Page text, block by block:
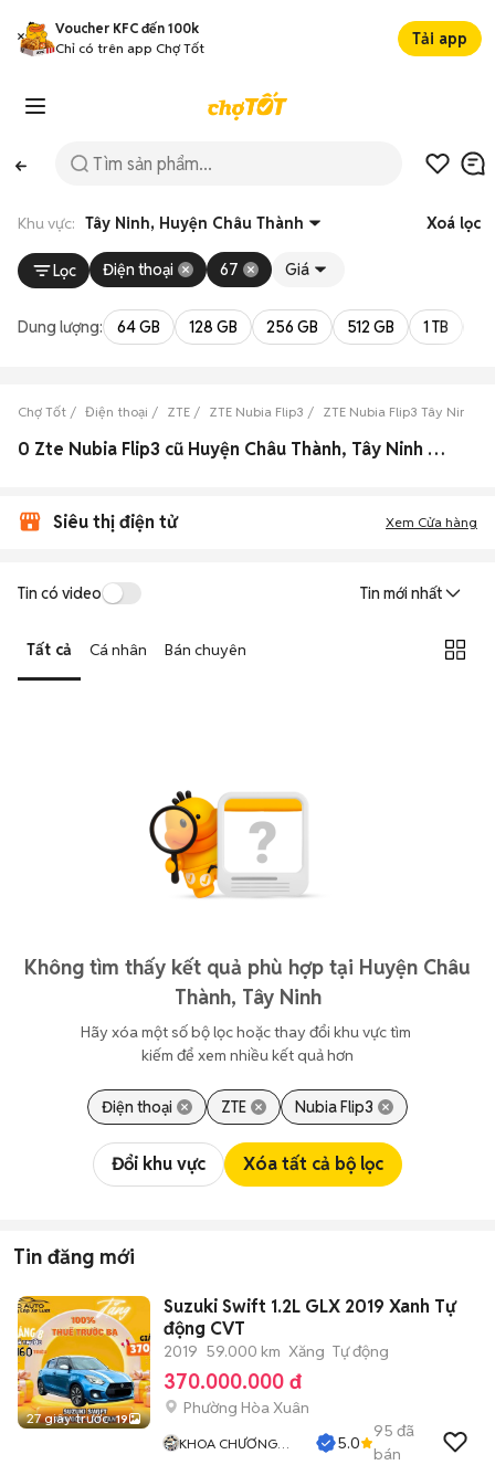
Voucher KFC đến 100k
Chỉ có trên app Chợ Tốt
Tải app
Khu vực: Tây Ninh, Huyện Châu Thành Xoá lọc
Lọc Điện thoại 67 Giá
Dung lượng: 64 GB 128 GB 256 GB 512 GB 1 TB
Chợ Tốt Điện thoại ZTE ZTE Nubia Flip3 ZTE Nubia Flip3 Tây Ninh
0 Zte Nubia Flip3 cũ Huyện Châu Thành, Tây Ninh đẹp
Siêu thị điện tử Xem Cửa hàng
Tin có video Tin mới nhất
Tất cả Cá nhân Bán chuyên
Không tìm thấy kết quả phù hợp tại Huyện Châu
Thành, Tây Ninh
Hãy xóa một số bộ lọc hoặc thay đổi khu vực tìm
kiếm để xem nhiều kết quả hơn
Điện thoại ZTE Nubia Flip3
Đổi khu vực Xóa tất cả bộ lọc
Tin đăng mới
27 giây trước 19
Suzuki Swift 1.2L GLX 2019 Xanh Tự
động CVT
2019 59.000 km Xăng Tự động
370.000.000 đ
Phường Hòa Xuân
KHOA CHƯƠNG
5.0
95 đã
bán